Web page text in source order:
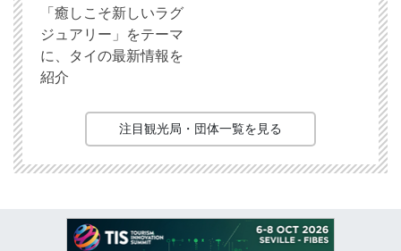
「癒しこそ新しいラグ
ジュアリー」をテーマ
に、タイの最新情報を
紹介
注目観光局・団体一覧を見る